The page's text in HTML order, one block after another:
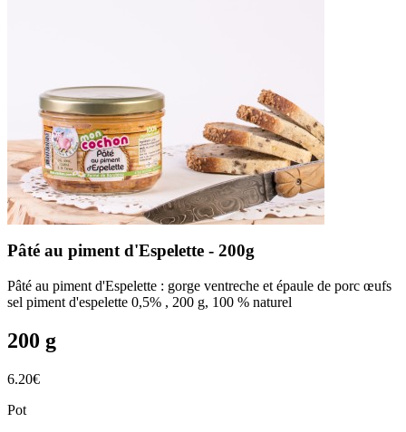
Pâté au piment d'Espelette - 200g
Pâté au piment d'Espelette : gorge ventreche et épaule de porc œufs
sel piment d'espelette 0,5% , 200 g, 100 % naturel
200 g
6.20€
Pot